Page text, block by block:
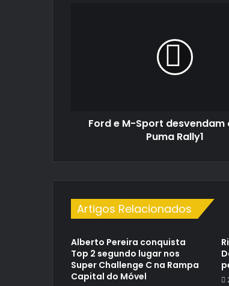
Ford e M-Sport desvendam
Puma Rally1
Artigos Relacionados
Alberto Pereira conquista
Top 2 segundo lugar nos
Super Challenge C na Rampa
Capital do Móvel